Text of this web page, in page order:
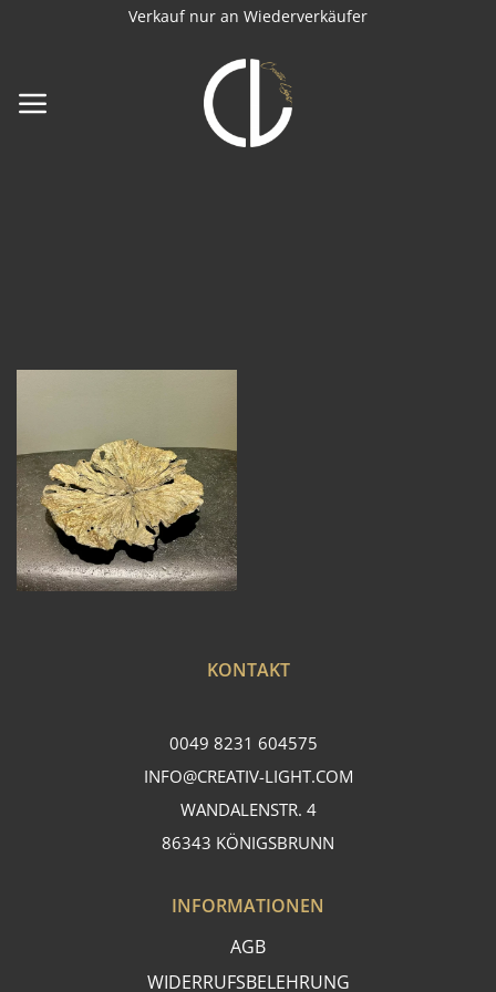
Verkauf nur an Wiederverkäufer
KONTAKT
0049 8231 604575
INFO@CREATIV-LIGHT.COM
WANDALENSTR. 4
86343 KÖNIGSBRUNN
INFORMATIONEN
AGB
WIDERRUFSBELEHRUNG